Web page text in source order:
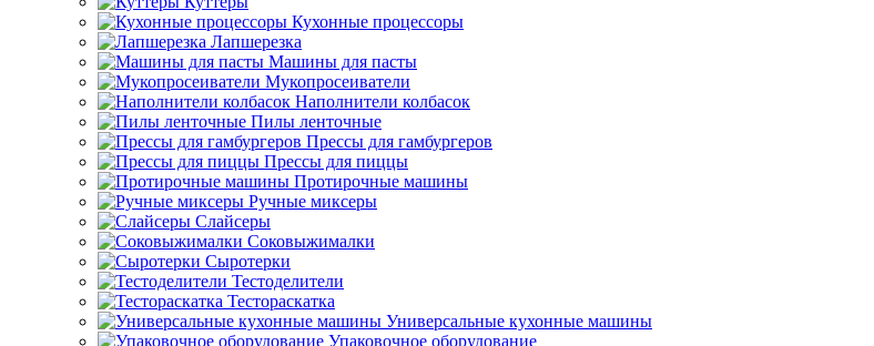
Кухонные процессоры
Лапшерезка
Машины для пасты
Мукопросеиватели
Наполнители колбасок
Пилы ленточные
Прессы для гамбургеров
Прессы для пиццы
Протирочные машины
Ручные миксеры
Слайсеры
Соковыжималки
Сыротерки
Тестоделители
Тестораскатка
Универсальные кухонные машины
Упаковочное оборудование